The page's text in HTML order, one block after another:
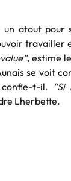
atout pour
travailler
estime
se voit
confie-t-il.
Lherbette.